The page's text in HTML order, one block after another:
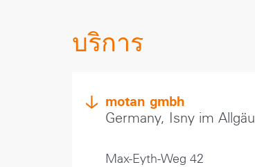
บริการ
motan gmbh
Germany, Isny im Allgäu
Max-Eyth-Weg 42